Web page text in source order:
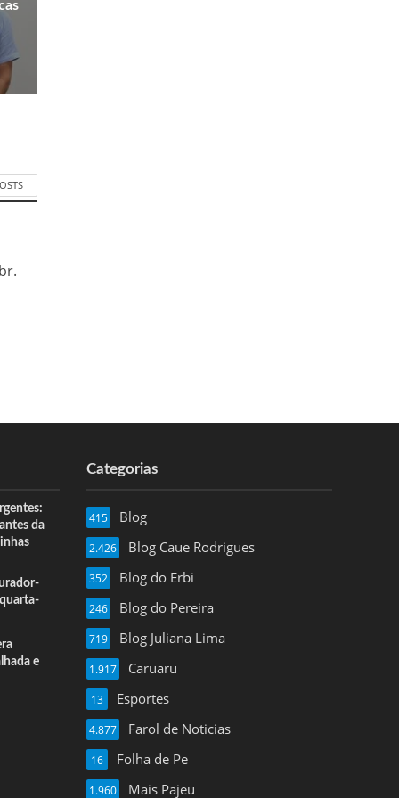
da
e
Categorias
Blog
415
Blog Caue Rodrigues
2.426
Blog do Erbi
352
Blog do Pereira
246
Blog Juliana Lima
719
Caruaru
1.917
Esportes
13
Farol de Noticias
4.877
Folha de Pe
16
Mais Pajeu
1.960